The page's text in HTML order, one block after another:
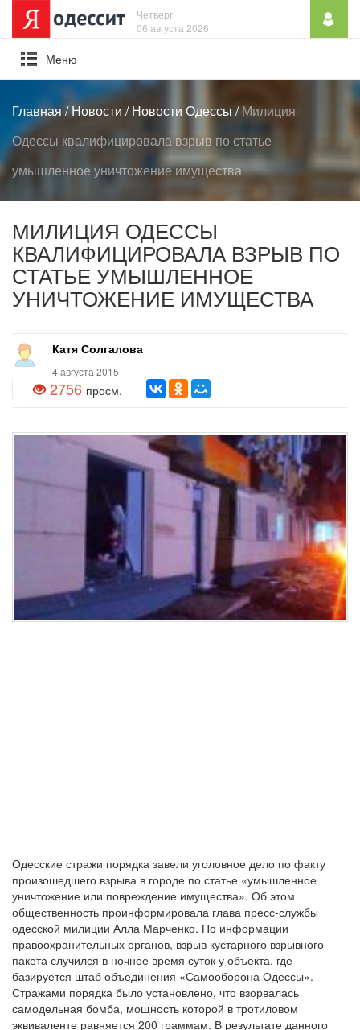
Четверг
06 августа 2026
Mеню
Главная/Новости /Новости Одессы/Милиция
Одессы квалифицировала взрыв по статье
умышленное уничтожение имущества
МИЛИЦИЯ ОДЕССЫ
КВАЛИФИЦИРОВАЛА ВЗРЫВ ПО
СТАТЬЕ УМЫШЛЕННОЕ
УНИЧТОЖЕНИЕ ИМУЩЕСТВА
Катя Солгалова
4 августа 2015
2756 просм.
Одесские стражи порядка завели уголовное дело по факту
произошедшего взрыва в городе по статье «умышленное
уничтожение или повреждение имущества». Об этом
общественность проинформировала глава пресс-службы
одесской милиции Алла Марченко. По информации
правоохранительных органов, взрыв кустарного взрывного
пакета случился в ночное время суток у объекта, где
базируется штаб объединения «Самооборона Одессы».
Стражами порядка было установлено, что взорвалась
самодельная бомба, мощность которой в тротиловом
эквиваленте равняется 200 граммам. В результате данного